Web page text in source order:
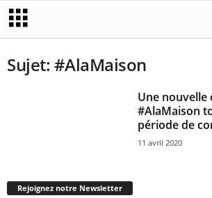
Sujet: #AlaMaison
Une nouvelle
#AlaMaison
période de
11 avril 2020
Rejoignez notre Newsletter